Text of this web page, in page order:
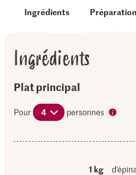
Ingrédients Préparation
Ingrédients
Plat principal
Pour 4 personnes
1 kg